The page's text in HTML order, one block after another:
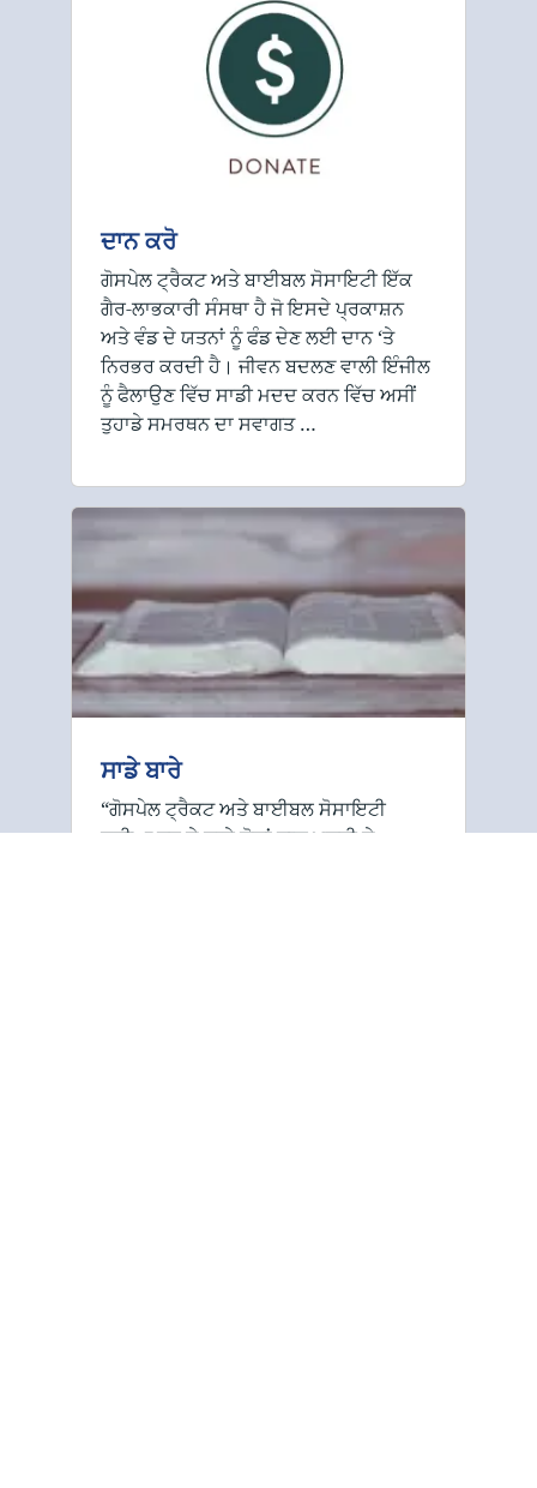
ਦਾਨ ਕਰੋ
ਗੋਸਪੇਲ ਟ੍ਰੈਕਟ ਅਤੇ ਬਾਈਬਲ ਸੋਸਾਇਟੀ ਇੱਕ
ਗੈਰ-ਲਾਭਕਾਰੀ ਸੰਸਥਾ ਹੈ ਜੋ ਇਸਦੇ ਪ੍ਰਕਾਸ਼ਨ
ਅਤੇ ਵੰਡ ਦੇ ਯਤਨਾਂ ਨੂੰ ਫੰਡ ਦੇਣ ਲਈ ਦਾਨ ‘ਤੇ
ਨਿਰਭਰ ਕਰਦੀ ਹੈ। ਜੀਵਨ ਬਦਲਣ ਵਾਲੀ ਇੰਜੀਲ
ਨੂੰ ਫੈਲਾਉਣ ਵਿੱਚ ਸਾਡੀ ਮਦਦ ਕਰਨ ਵਿੱਚ ਅਸੀਂ
ਤੁਹਾਡੇ ਸਮਰਥਨ ਦਾ ਸਵਾਗਤ …
ਸਾਡੇ ਬਾਰੇ
“ਗੋਸਪੇਲ ਟ੍ਰੈਕਟ ਅਤੇ ਬਾਈਬਲ ਸੋਸਾਇਟੀ
ਦੁਨੀਆ ਭਰ ਦੇ ਸਾਰੇ ਲੋਕਾਂ ਨਾਲ ਮੁਕਤੀ ਦੇ